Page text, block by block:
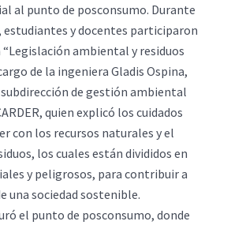
al punto de posconsumo. Durante
estudiantes y docentes participaron
ambiental y residuos
de la ingeniera Gladis Ospina,
de gestión ambiental
quien explicó los cuidados
con los recursos naturales y el
los cuales están divididos en
y peligrosos, para contribuir a
una sociedad sostenible.
el punto de posconsumo, donde